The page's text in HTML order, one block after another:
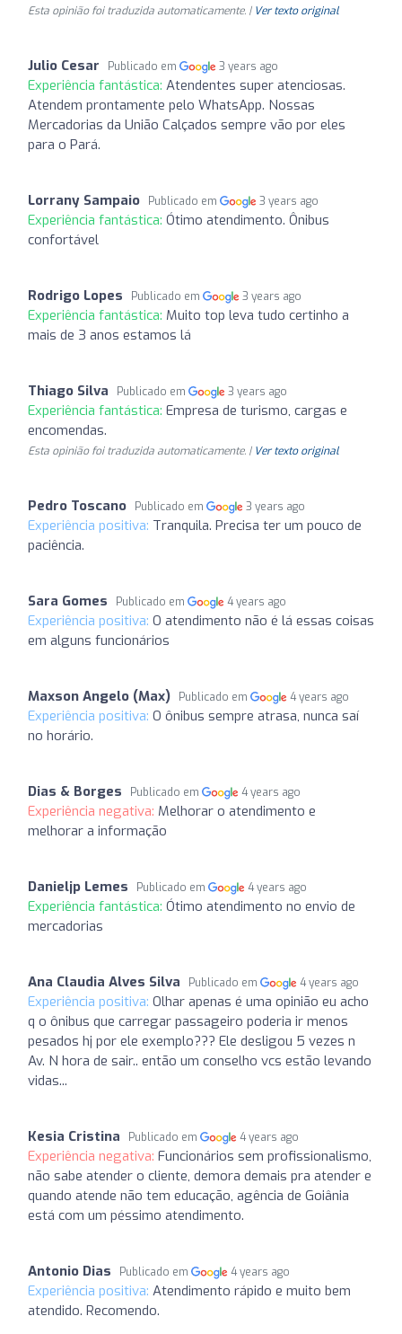
Esta opinião foi traduzida automaticamente. | Ver texto original
Julio Cesar Publicado em 3 years ago
Experiência fantástica: Atendentes super atenciosas.
Atendem prontamente pelo WhatsApp. Nossas
Mercadorias da União Calçados sempre vão por eles
para o Pará.
Lorrany Sampaio Publicado em 3 years ago
Experiência fantástica: Ótimo atendimento. Ônibus
confortável
Rodrigo Lopes Publicado em 3 years ago
Experiência fantástica: Muito top leva tudo certinho a
mais de 3 anos estamos lá
Thiago Silva Publicado em 3 years ago
Experiência fantástica: Empresa de turismo, cargas e
encomendas.
Esta opinião foi traduzida automaticamente. | Ver texto original
Pedro Toscano Publicado em 3 years ago
Experiência positiva: Tranquila. Precisa ter um pouco de
paciência.
Sara Gomes Publicado em 4 years ago
Experiência positiva: O atendimento não é lá essas coisas
em alguns funcionários
Maxson Angelo (Max) Publicado em 4 years ago
Experiência positiva: O ônibus sempre atrasa, nunca saí
no horário.
Dias & Borges Publicado em 4 years ago
Experiência negativa: Melhorar o atendimento e
melhorar a informação
Danieljp Lemes Publicado em 4 years ago
Experiência fantástica: Ótimo atendimento no envio de
mercadorias
Ana Claudia Alves Silva Publicado em 4 years ago
Experiência positiva: Olhar apenas é uma opinião eu acho
q o ônibus que carregar passageiro poderia ir menos
pesados hj por ele exemplo??? Ele desligou 5 vezes n
Av. N hora de sair.. então um conselho vcs estão levando
vidas...
Kesia Cristina Publicado em 4 years ago
Experiência negativa: Funcionários sem profissionalismo,
não sabe atender o cliente, demora demais pra atender e
quando atende não tem educação, agência de Goiânia
está com um péssimo atendimento.
Antonio Dias Publicado em 4 years ago
Experiência positiva: Atendimento rápido e muito bem
atendido. Recomendo.